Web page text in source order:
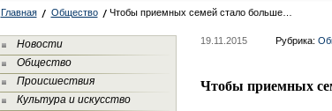
Главная Общество Чтобы приемных семей стало больше…
Новости
Общество
Происшествия
Культура и искусство
19.11.2015 Рубрика:
Чтобы приемных